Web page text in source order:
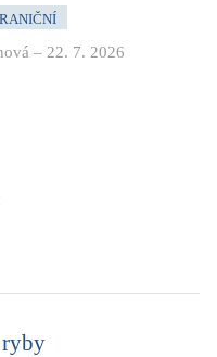
– 22. 7. 2026
ryby